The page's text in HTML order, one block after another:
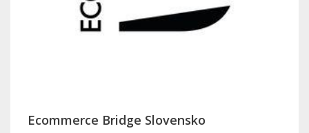
Ecommerce Bridge Slovensko